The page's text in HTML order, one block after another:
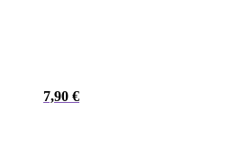
7,90 €